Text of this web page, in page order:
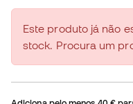
Este produto já não
stock. Procura um